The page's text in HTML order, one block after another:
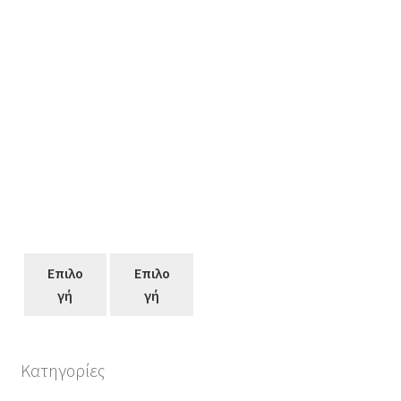
Επιλο
γή
Επιλο
γή
Κατηγορίες